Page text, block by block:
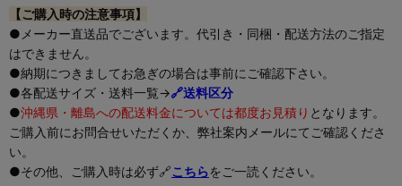
【ご購入時の注意事項】
●メーカー直送品でございます。代引き・同梱・配送方法のご指定
はできません。
●納期につきましてお急ぎの場合は事前にご確認下さい。
●各配送サイズ・送料一覧→🔗送料区分
●沖縄県・離島への配送料金については都度お見積り となります。
ご購入前にお問合せいただくか、弊社案内メールにてご確認くださ
い。
●その他、ご購入時は必ず🔗こちらをご一読ください。